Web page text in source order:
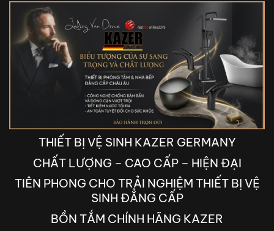
THIẾT BỊ VỆ SINH KAZER GERMANY
CHẤT LƯỢNG – CAO CẤP – HIỆN ĐẠI
TIÊN PHONG CHO TRẢI NGHIỆM THIẾT BỊ VỆ
SINH ĐẲNG CẤP
BỒN TẮM CHÍNH HÃNG KAZER